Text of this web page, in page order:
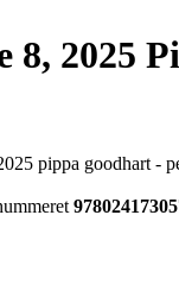
8, 2025
pippa goodhart -